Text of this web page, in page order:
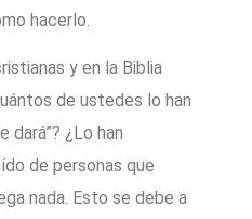
hacerlo.
y en la Biblia
de ustedes lo han
dará”? ¿Lo han
de personas que
nada. Esto se debe a